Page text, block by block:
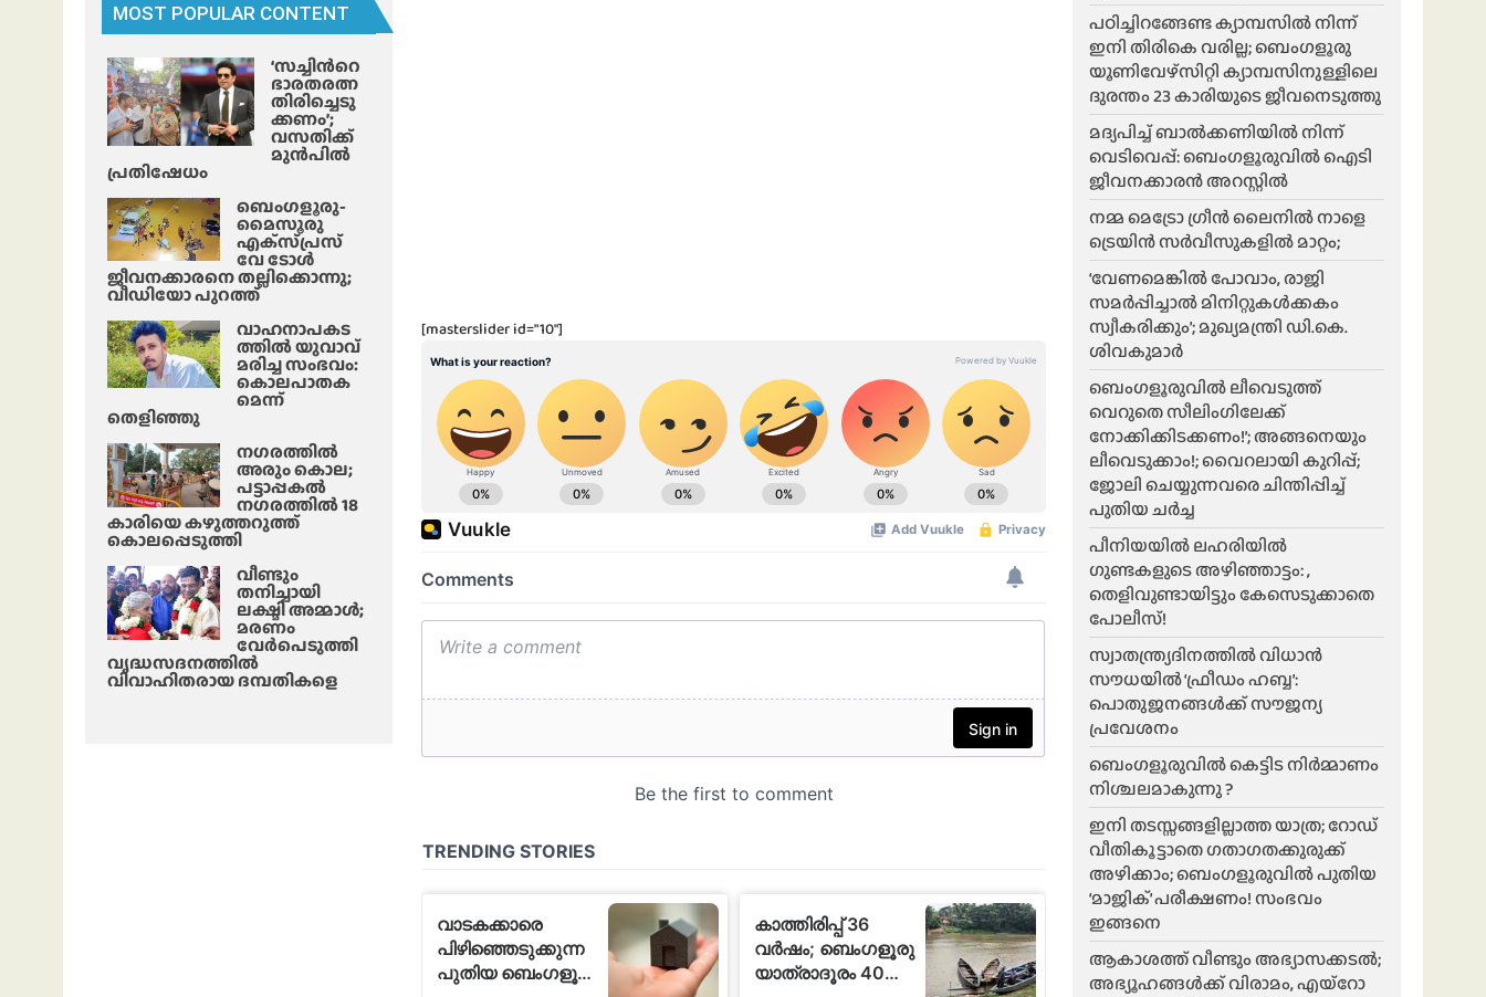
[masterslider id="10"]
MOST POPULAR CONTENT
‘സച്ചിന്‍റെ
ഭാരതരത്ന
തിരിച്ചെടു
ക്കണം’;
വസതിക്ക്
മുൻപിൽ
പ്രതിഷേധം
ബെംഗളൂരു-
മൈസൂരു
എക്‌സ്‌പ്രസ്‌
വേ ടോൾ
ജീവനക്കാരനെ തല്ലിക്കൊന്നു;
വീഡിയോ പുറത്ത്
വാഹനാപകട
ത്തിൽ യുവാവ്
മരിച്ച സംഭവം:
കൊലപാതക
മെന്ന്
തെളിഞ്ഞു
നഗരത്തിൽ
അരും കൊല;
പട്ടാപ്പകൽ
നഗരത്തിൽ 18
കാരിയെ കഴുത്തറുത്ത്
കൊലപ്പെടുത്തി
വീണ്ടും
തനിച്ചായി
ലക്ഷ്മി അമ്മാള്‍;
മരണം
വേർപെടുത്തി
വൃദ്ധസദനത്തില്‍
വിവാഹിതരായ ദമ്പതികളെ
പഠിച്ചിറങ്ങേണ്ട ക്യാമ്പസിൽ നിന്ന്
ഇനി തിരികെ വരില്ല; ബെംഗളൂരു
യൂണിവേഴ്സിറ്റി ക്യാമ്പസിനുള്ളിലെ
ദുരന്തം 23 കാരിയുടെ ജീവനെടുത്തു
മദ്യപിച്ച് ബാൽക്കണിയിൽ നിന്ന്
വെടിവെപ്പ്: ബെംഗളൂരുവിൽ ഐടി
ജീവനക്കാരൻ അറസ്റ്റിൽ
നമ്മ മെട്രോ ഗ്രീൻ ലൈനിൽ നാളെ
ട്രെയിൻ സർവീസുകളിൽ മാറ്റം;
‘വേണമെങ്കിൽ പോവാം, രാജി
സമർപ്പിച്ചാൽ മിനിറ്റുകൾക്കകം
സ്വീകരിക്കും’; മുഖ്യമന്ത്രി ഡി.കെ.
ശിവകുമാർ
ബെം​ഗളൂരുവിൽ ലീവെടുത്ത്
വെറുതെ സീലിംഗിലേക്ക്
നോക്കിക്കിടക്കണം!’; അങ്ങനെയും
ലീവെടുക്കാം!; വൈറലായി കുറിപ്പ്;
ജോലി ചെയ്യുന്നവരെ ചിന്തിപ്പിച്ച്
പുതിയ ചർച്ച
പീനിയയിൽ ലഹരിയിൽ
ഗുണ്ടകളുടെ അഴിഞ്ഞാട്ടം: ,
തെളിവുണ്ടായിട്ടും കേസെടുക്കാതെ
പോലീസ്!
സ്വാതന്ത്ര്യദിനത്തിൽ വിധാൻ
സൗധയിൽ ‘ഫ്രീഡം ഹബ്ബ’:
പൊതുജനങ്ങൾക്ക് സൗജന്യ
പ്രവേശനം
ബെംഗളൂരുവിൽ കെട്ടിട നിർമ്മാണം
നിശ്ചലമാകുന്നു ?
ഇനി തടസ്സങ്ങളില്ലാത്ത യാത്ര; റോഡ്
വീതികൂട്ടാതെ ഗതാഗതക്കുരുക്ക്
അഴിക്കാം; ബെംഗളൂരുവിൽ പുതിയ
‘മാജിക്’ പരീക്ഷണം! സംഭവം
ഇങ്ങനെ
ആകാശത്ത് വീണ്ടും അഭ്യാസക്കടൽ;
അഭ്യൂഹങ്ങൾക്ക് വിരാമം, എയ്റോ